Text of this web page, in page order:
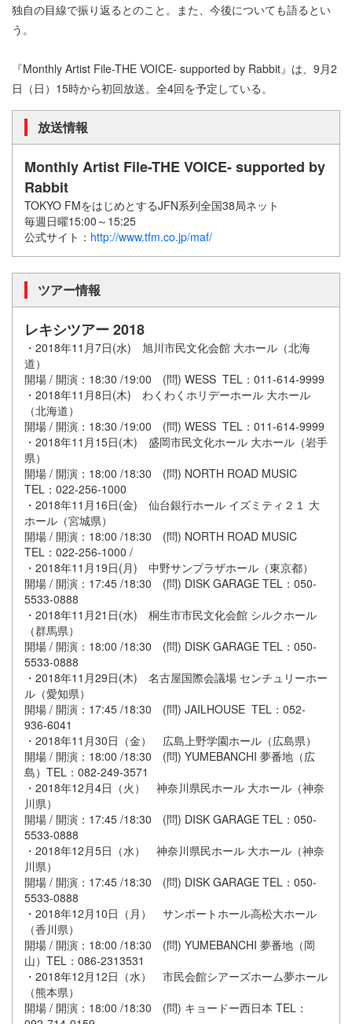
独自の目線で振り返るとのこと。また、今後についても語るとい
う。
『Monthly Artist File-THE VOICE- supported by Rabbit』は、9月2
日（日）15時から初回放送。全4回を予定している。
放送情報
Monthly Artist File-THE VOICE- supported by
Rabbit
TOKYO FMをはじめとするJFN系列全国38局ネット
毎週日曜15:00～15:25
公式サイト： http://www.tfm.co.jp/maf/
ツアー情報
レキシツアー 2018
・2018年11月7日(水) 旭川市民文化会館 大ホール（北海
道）
開場 / 開演：18:30 /19:00 (問) WESS TEL：011-614-9999
・2018年11月8日(木) わくわくホリデーホール 大ホール
（北海道）
開場 / 開演：18:30 /19:00 (問) WESS TEL：011-614-9999
・2018年11月15日(木) 盛岡市民文化ホール 大ホール（岩手
県）
開場 / 開演：18:00 /18:30 (問) NORTH ROAD MUSIC
TEL：022-256-1000
・2018年11月16日(金) 仙台銀行ホール イズミティ２１ 大
ホール（宮城県）
開場 / 開演：18:00 /18:30 (問) NORTH ROAD MUSIC
TEL：022-256-1000 /
・2018年11月19日(月) 中野サンプラザホール（東京都）
開場 / 開演：17:45 /18:30 (問) DISK GARAGE TEL：050-
5533-0888
・2018年11月21日(水) 桐生市市民文化会館 シルクホール
（群馬県）
開場 / 開演：18:00 /18:30 (問) DISK GARAGE TEL：050-
5533-0888
・2018年11月29日(木) 名古屋国際会議場 センチュリーホー
ル（愛知県）
開場 / 開演：17:45 /18:30 (問) JAILHOUSE TEL：052-
936-6041
・2018年11月30日（金） 広島上野学園ホール（広島県）
開場 / 開演：18:00 /18:30 (問) YUMEBANCHI 夢番地（広
島）TEL：082-249-3571
・2018年12月4日（火） 神奈川県民ホール 大ホール（神奈
川県）
開場 / 開演：17:45 /18:30 (問) DISK GARAGE TEL：050-
5533-0888
・2018年12月5日（水） 神奈川県民ホール 大ホール（神奈
川県）
開場 / 開演：17:45 /18:30 (問) DISK GARAGE TEL：050-
5533-0888
・2018年12月10日（月） サンポートホール高松大ホール
（香川県）
開場 / 開演：18:00 /18:30 (問) YUMEBANCHI 夢番地（岡
山）TEL：086-2313531
・2018年12月12日（水） 市民会館シアーズホーム夢ホール
（熊本県）
開場 / 開演：18:00 /18:30 (問) キョードー西日本 TEL：